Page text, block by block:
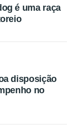
é uma raça
disposição
no